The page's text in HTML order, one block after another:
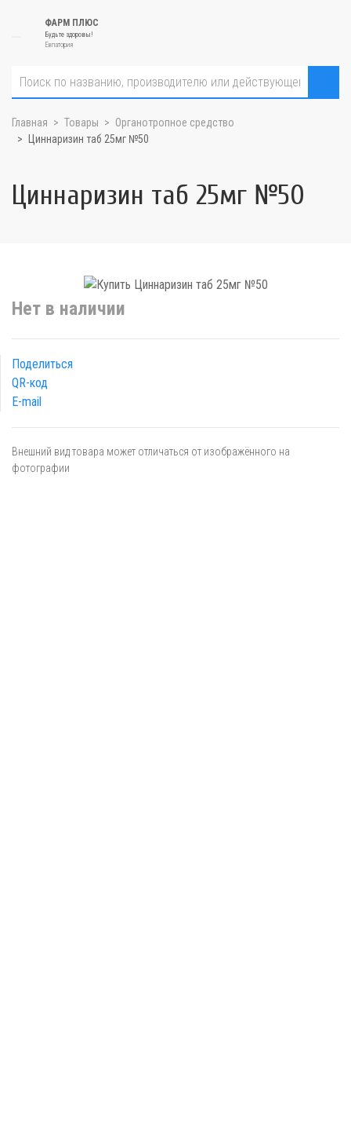
ФАРМ ПЛЮС
Будьте здоровы!
Евпатория
Главная Товары
Органотропное средство
Циннаризин таб 25мг №50
Циннаризин таб 25мг №50
Нет в наличии
Поделиться
QR-код
E-mail
Внешний вид товара может отличаться от изображённого на
фотографии